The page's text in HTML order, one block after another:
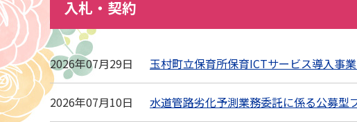
入札・契約
2026年07月29日
玉村町立保育所保育ICTサービス導入事
2026年07月10日 水道管路劣化予測業務委託に係る公募型